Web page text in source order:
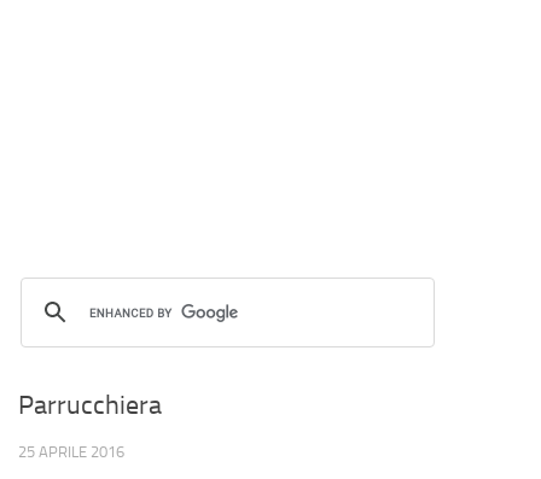
Parrucchiera
25 APRILE 2016